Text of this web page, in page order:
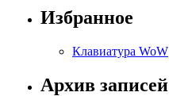
Избранное
Клавиатура WoW
Архив записей